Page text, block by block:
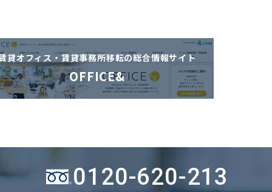
貸オフィス・賃貸事務所移転の総合情報サイト
OFFICE&
0120-620-213